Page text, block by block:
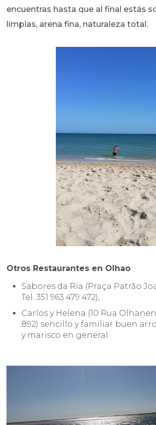
encuentras hasta que al final estás
límpias, arena fina, naturaleza total.
Otros Restaurantes en Olhao
Sabores da Ria (Praça Patrão
Tel. 351 963 479 472),
Carlos y Helena (10 Rua
892) sencillo y familiar buen
y marisco en general.